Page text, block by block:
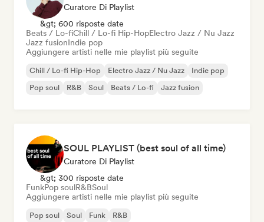
Curatore Di Playlist
&gt; 600 risposte date
Beats / Lo-fiChill / Lo-fi Hip-HopElectro Jazz / Nu Jazz
Jazz fusionIndie pop
Aggiungere artisti nelle mie playlist più seguite
Chill / Lo-fi Hip-Hop Electro Jazz / Nu Jazz
Indie pop
Pop soul
R&B Soul Beats / Lo-fi Jazz fusion
SOUL PLAYLIST (best soul of all time)
Curatore Di Playlist
&gt; 300 risposte date
FunkPop soulR&BSoul
Aggiungere artisti nelle mie playlist più seguite
Pop soul Soul Funk R&B